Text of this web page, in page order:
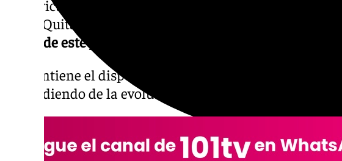
Sudáfrica, los puentes de las Olimpiadas y de la Pepa y
venta Quitagolpe y Zafer
horas de este jueves, 14 de noviembre.
Se mantiene el dispositivo por si fuera necesario volver
dependiendo de la evolución de la alerta por el